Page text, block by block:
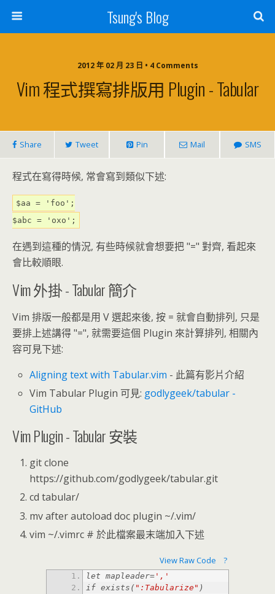
Tsung's Blog
2012 年 02 月 23 日 • 4 Comments
Vim 程式撰寫排版用 Plugin - Tabular
Share Tweet Pin Mail SMS
程式在寫得時候, 常會寫到類似下述:
$aa = 'foo';
$abc = 'oxo';
在遇到這種的情況, 有些時候就會想要把 "=" 對齊, 看起來
會比較順眼.
Vim 外掛 - Tabular 簡介
Vim 排版一般都是用 V 選起來後, 按 = 就會自動排列, 只是
要排上述講得 "=", 就需要這個 Plugin 來計算排列, 相關內
容可見下述:
Aligning text with Tabular.vim - 此篇有影片介紹
Vim Tabular Plugin 可見: godlygeek/tabular -
GitHub
Vim Plugin - Tabular 安裝
git clone
https://github.com/godlygeek/tabular.git
cd tabular/
mv after autoload doc plugin ~/.vim/
vim ~/.vimrc # 於此檔案最末端加入下述
View Raw Code ?
let mapleader=','
if exists( ":Tabularize"